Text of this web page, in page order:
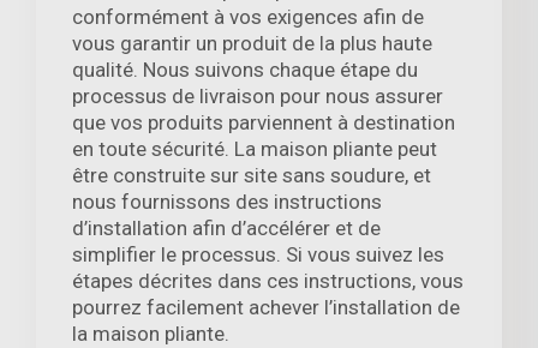
conformément à vos exigences afin de
vous garantir un produit de la plus haute
qualité. Nous suivons chaque étape du
processus de livraison pour nous assurer
que vos produits parviennent à destination
en toute sécurité. La maison pliante peut
être construite sur site sans soudure, et
nous fournissons des instructions
d’installation afin d’accélérer et de
simplifier le processus. Si vous suivez les
étapes décrites dans ces instructions, vous
pourrez facilement achever l’installation de
la maison pliante.